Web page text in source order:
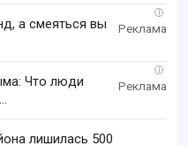
i
а смеяться вы
i
Что люди
лишилась 500